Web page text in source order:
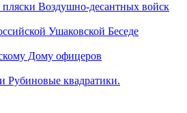
Воздушно-десантных войск
Ушаковской Беседе
Дому офицеров
Рубиновые квадратики.